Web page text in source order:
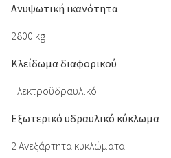
Ανυψωτική ικανότητα
2800 kg
Κλείδωμα διαφορικού
Ηλεκτροϋδραυλικό
Εξωτερικό υδραυλικό κύκλωμα
2 Ανεξάρτητα κυκλώματα